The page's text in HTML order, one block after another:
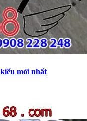
mới nhất